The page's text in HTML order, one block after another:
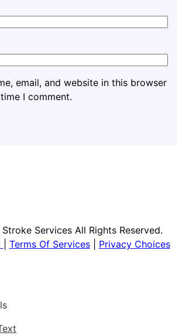
email, and website in this browser
I comment.
Services All Rights Reserved.
Terms Of Services| Privacy Choices